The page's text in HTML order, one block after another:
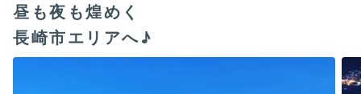
昼も夜も煌めく
長崎市エリアへ♪